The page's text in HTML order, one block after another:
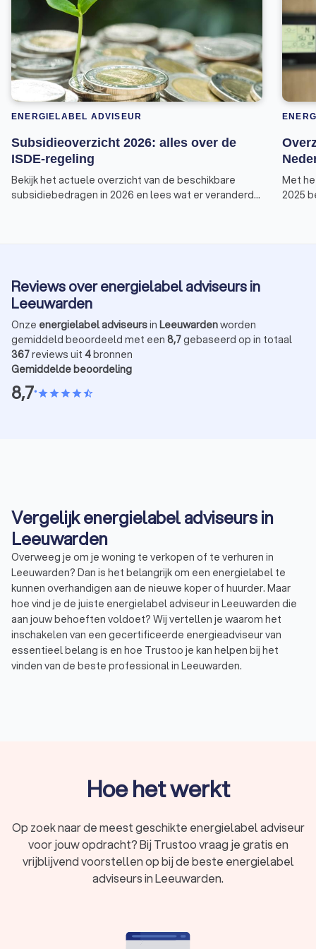
ENERGIELABEL ADVISEUR
Subsidieoverzicht 2026: alles over de
ISDE-regeling
Bekijk het actuele overzicht van de beschikbare
subsidiebedragen in 2026 en lees wat er veranderd
Met
2025
Reviews over energielabel adviseurs in
Leeuwarden
Onze energielabel adviseursin Leeuwardenworden
gemiddeld beoordeeld met een 8,7gebaseerd op in totaal
367reviews uit 4bronnen
Gemiddelde beoordeling
8,7•starstarstarstarstar_half
Vergelijk energielabel adviseurs in
Leeuwarden
Overweeg je om je woning te verkopen of te verhuren in
Leeuwarden? Dan is het belangrijk om een energielabel te
kunnen overhandigen aan de nieuwe koper of huurder. Maar
hoe vind je de juiste energielabel adviseur in Leeuwarden die
aan jouw behoeften voldoet? Wij vertellen je waarom het
inschakelen van een gecertificeerde energieadviseur van
essentieel belang is en hoe Trustoo je kan helpen bij het
vinden van de beste professional in Leeuwarden.
zien hoe energiezuinig je woning is. Het verkrijgen van een
energielabel vereist echter expertise en kennis van
van een gecertificeerde energielabel adviseur van essentieel
belang. Via Trustoo kun je eenvoudig vier offertes van
gecertificeerde energielabel adviseurs in Leeuwarden
vergelijken. Zo vind je de beste professional in Leeuwarden
Wat doet een energielabel adviseur?
Hoe het werkt
Op zoek naar de meest geschikte energielabel adviseur
voor jouw opdracht? Bij Trustoo vraag je gratis en
vrijblijvend voorstellen op bij de beste energielabel
adviseurs in Leeuwarden.